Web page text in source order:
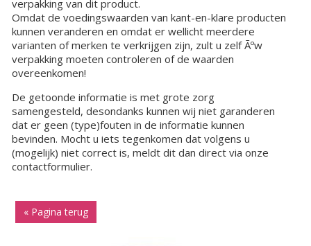
verpakking van dit product.
Omdat de voedingswaarden van kant-en-klare producten
kunnen veranderen en omdat er wellicht meerdere
varianten of merken te verkrijgen zijn, zult u zelf Ãºw
verpakking moeten controleren of de waarden
overeenkomen!
De getoonde informatie is met grote zorg
samengesteld, desondanks kunnen wij niet garanderen
dat er geen (type)fouten in de informatie kunnen
bevinden. Mocht u iets tegenkomen dat volgens u
(mogelijk) niet correct is, meldt dit dan direct via onze
contactformulier.
« Pagina terug